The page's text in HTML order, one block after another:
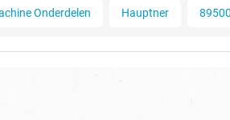
Onderdelen Hauptner